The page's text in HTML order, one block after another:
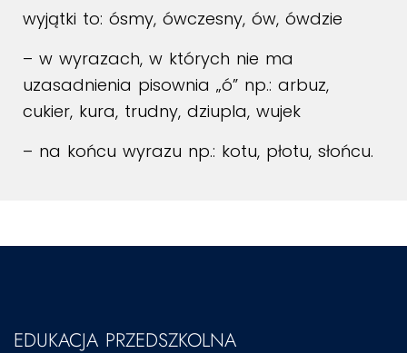
wyjątki to: ósmy, ówczesny, ów, ówdzie
– w wyrazach, w których nie ma
uzasadnienia pisownia „ó” np.: arbuz,
cukier, kura, trudny, dziupla, wujek
– na końcu wyrazu np.: kotu, płotu, słońcu.
EDUKACJA PRZEDSZKOLNA